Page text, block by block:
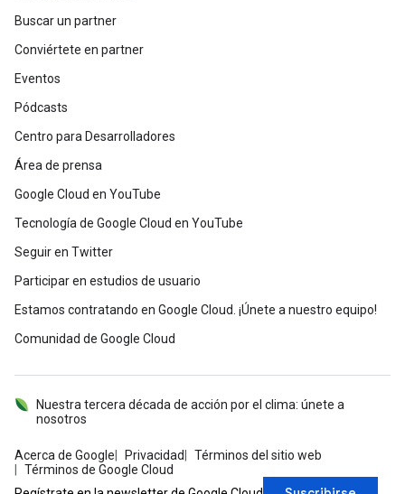
Buscar un partner
Conviértete en partner
Eventos
Pódcasts
Centro para Desarrolladores
Área de prensa
Google Cloud en YouTube
Tecnología de Google Cloud en YouTube
Seguir en Twitter
Participar en estudios de usuario
Estamos contratando en Google Cloud. ¡Únete a nuestro equipo!
Comunidad de Google Cloud
Acerca de Google Privacidad
Términos del sitio web
Términos de Google Cloud
Nuestra tercera década de acción por el clima: únete a
nosotros